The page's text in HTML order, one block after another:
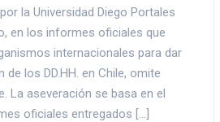
la Universidad Diego Portales
en los informes oficiales que
internacionales para dar
los DD.HH. en Chile, omite
La aseveración se basa en el
oficiales entregados […]